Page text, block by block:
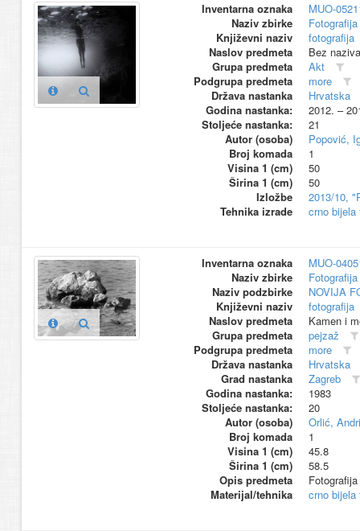
Inventarna oznaka
MUO-
Naziv zbirke
Književni naziv
fotografija
Naslov predmeta
Bez naziva
Grupa predmeta
Akt
Podgrupa predmeta
more
Država nastanka
Hrvatska
Godina nastanka:
2012. –
Stoljeće nastanka:
21
Autor (osoba)
Popović,
Broj komada
1
Visina 1 (cm)
50
Širina 1 (cm)
50
Izložbe
2013/10,
Tehnika izrade
crno bijela
Inventarna oznaka
MUO-
Naziv zbirke
Naziv podzbirke
NOVIJA
Književni naziv
fotografija
Naslov predmeta
Kamen i
Grupa predmeta
pejzaž
Podgrupa predmeta
more
Država nastanka
Hrvatska
Grad nastanka
Zagreb
Godina nastanka:
1983
Stoljeće nastanka:
20
Autor (osoba)
Orlić,
Broj komada
1
Visina 1 (cm)
45.8
Širina 1 (cm)
58.5
Opis predmeta
Materijal/tehnika
crno bijela